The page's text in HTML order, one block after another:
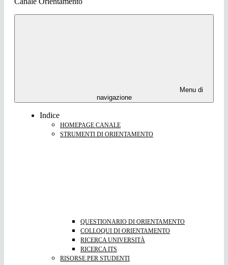
Menu di
navigazione
Indice
HOMEPAGE CANALE
STRUMENTI DI ORIENTAMENTO
QUESTIONARIO DI ORIENTAMENTO
COLLOQUI DI ORIENTAMENTO
RICERCA UNIVERSITÀ
RICERCA ITS
RISORSE PER STUDENTI